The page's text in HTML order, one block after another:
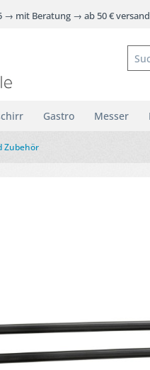
→ mit Beratung → ab 50 €
Gastro Messer
Zubehör